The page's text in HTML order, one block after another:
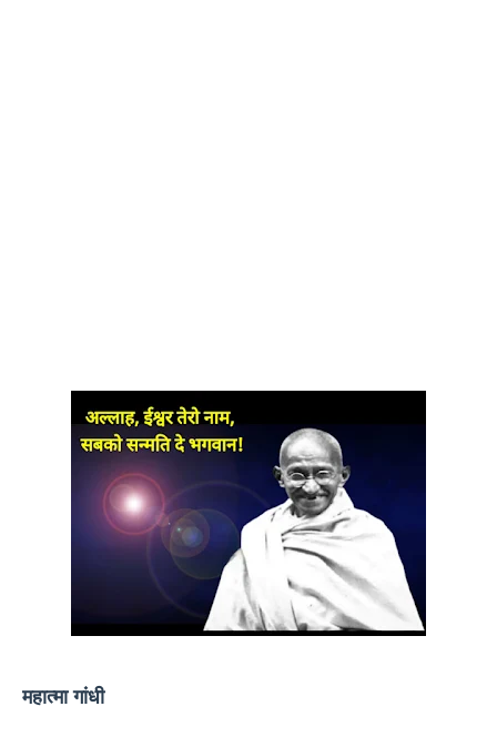
महात्मा गांधी